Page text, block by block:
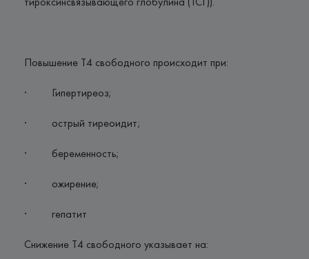
Повышение Т4 свободного происходит при:
· Гипертиреоз;
· острый тиреоидит;
· беременность;
· ожирение;
· гепатит
Снижение Т4 свободного указывает на: